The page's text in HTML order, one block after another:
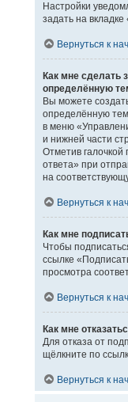
Настройки
задать на
Вернуться к
Как мне сделать
определённую
Вы можете
определённую
в меню
и нижней части
Отметив
ответа» при
на
Вернуться к
Как мне
Чтобы
ссылке
просмотра
Вернуться к
Как мне
Для отказа от
щёлкните по
Вернуться к